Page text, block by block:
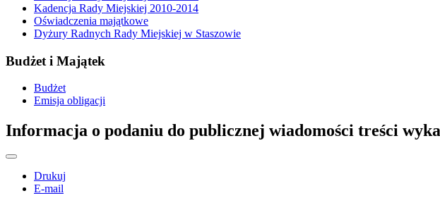
Kadencja Rady Miejskiej 2010-2014
Oświadczenia majątkowe
Dyżury Radnych Rady Miejskiej w Staszowie
Budżet i Majątek
Budżet
Emisja obligacji
Informacja o podaniu do publicznej wiadomości treści
Drukuj
E-mail